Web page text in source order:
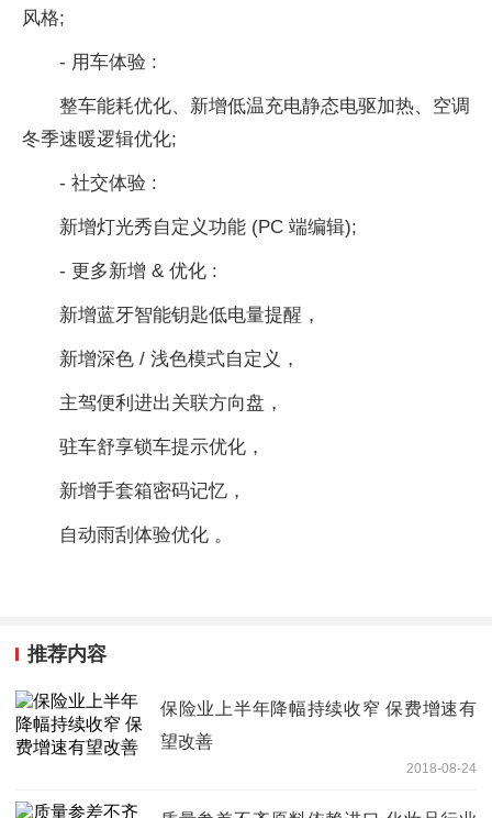
风格;
- 用车体验 :
整车能耗优化、新增低温充电静态电驱加热、空调
冬季速暖逻辑优化;
- 社交体验 :
新增灯光秀自定义功能 (PC 端编辑);
- 更多新增 & 优化 :
新增蓝牙智能钥匙低电量提醒，
新增深色 / 浅色模式自定义，
主驾便利进出关联方向盘，
驻车舒享锁车提示优化，
新增手套箱密码记忆，
自动雨刮体验优化 。
推荐内容
保险业上半年降幅持续收窄 保费增速有
望改善
2018-08-24